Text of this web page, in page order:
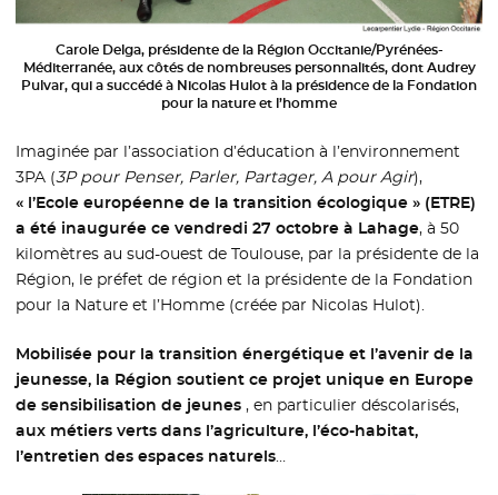
Carole Delga, présidente de la Région Occitanie/Pyrénées-
Méditerranée, aux côtés de nombreuses personnalités, dont Audrey
Pulvar, qui a succédé à Nicolas Hulot à la présidence de la Fondation
pour la nature et l’homme
Imaginée par l’association d’éducation à l’environnement
3PA (3P pour Penser, Parler, Partager, A pour Agir),
« l’Ecole européenne de la transition écologique » (ETRE)
a été inaugurée ce vendredi 27 octobre à Lahage, à 50
kilomètres au sud-ouest de Toulouse, par la présidente de la
Région, le préfet de région et la présidente de la Fondation
pour la Nature et l’Homme (créée par Nicolas Hulot).
Mobilisée pour la transition énergétique et l’avenir de la
jeunesse, la Région soutient ce projet unique en Europe
de sensibilisation de jeunes , en particulier déscolarisés,
aux métiers verts dans l’agriculture, l’éco-habitat,
l’entretien des espaces naturels…